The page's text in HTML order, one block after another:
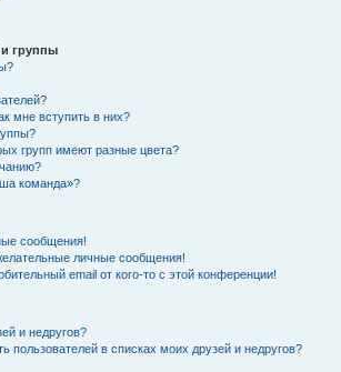
группы
мне вступить в них?
групп имеют разные цвета?
команда»?
сообщения!
личные сообщения!
email от кого-то с этой конференции!
и недругов?
пользователей в списках моих друзей и недругов?